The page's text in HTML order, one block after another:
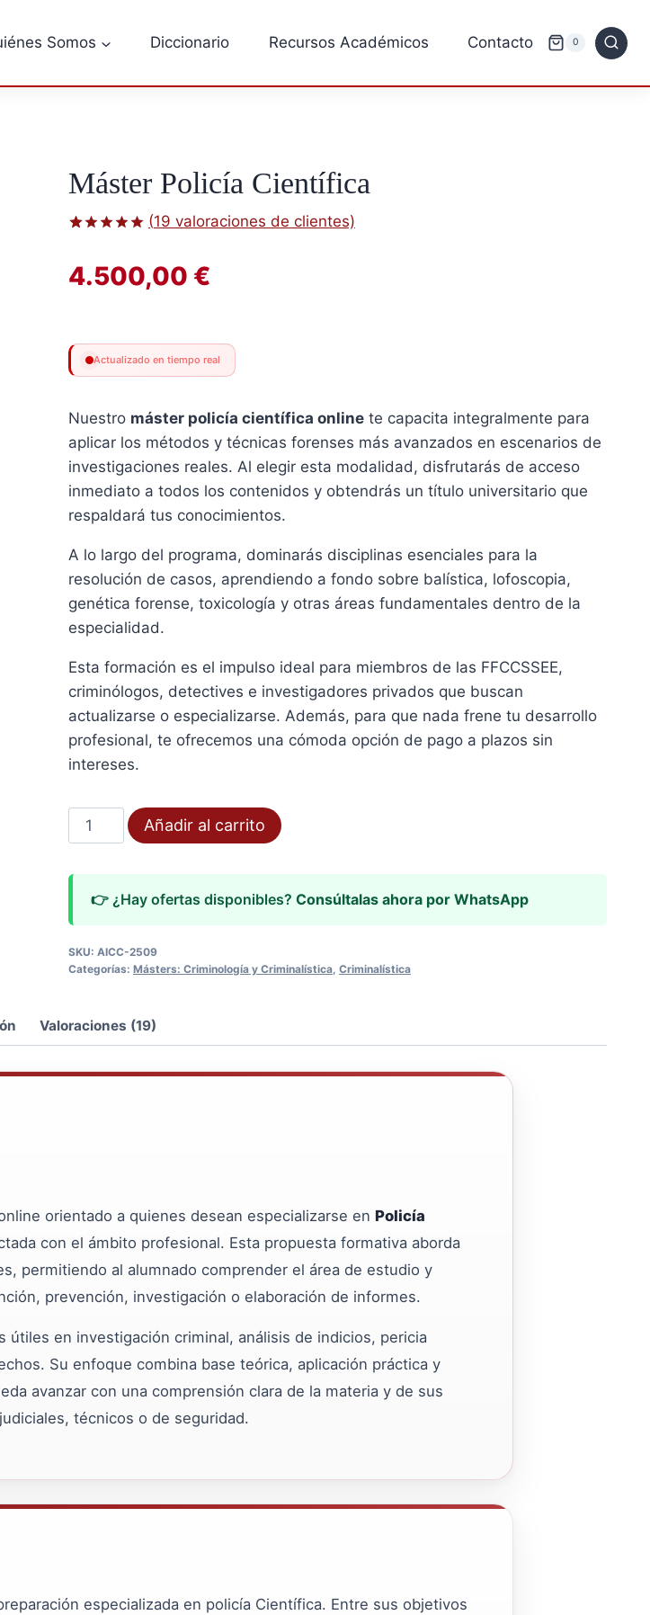
Somos Diccionario Recursos Académicos Contacto 0
Máster Policía Científica
de 5 en
base a
(19 valoraciones de clientes)
4.500,00 €
Actualizado en tiempo real
Nuestro máster policía científica onlinete capacita integralmente para
aplicar los métodos y técnicas forenses más avanzados en escenarios de
investigaciones reales. Al elegir esta modalidad, disfrutarás de acceso
inmediato a todos los contenidos y obtendrás un título universitario que
respaldará tus conocimientos.
A lo largo del programa, dominarás disciplinas esenciales para la
resolución de casos, aprendiendo a fondo sobre balística, lofoscopia,
genética forense, toxicología y otras áreas fundamentales dentro de la
especialidad.
Esta formación es el impulso ideal para miembros de las FFCCSSEE,
criminólogos, detectives e investigadores privados que buscan
actualizarse o especializarse. Además, para que nada frene tu desarrollo
profesional, te ofrecemos una cómoda opción de pago a plazos sin
intereses.
Máster
Policía
cantidad
Añadir al carrito
👉 ¿Hay ofertas disponibles? Consúltalas ahora por WhatsApp
SKU: AICC-2509
Categorías: Másters: Criminología y Criminalística, Criminalística
Valoraciones (19)
orientado a quienes desean especializarse en Policía
con el ámbito profesional. Esta propuesta formativa aborda
permitiendo al alumnado comprender el área de estudio y
prevención, investigación o elaboración de informes.
en investigación criminal, análisis de indicios, pericia
Su enfoque combina base teórica, aplicación práctica y
avanzar con una comprensión clara de la materia y de sus
técnicos o de seguridad.
especializada en policía Científica. Entre sus objetivos